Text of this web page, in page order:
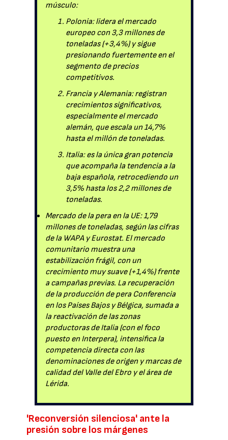
músculo:
Polonia: lidera el mercado
europeo con 3,3 millones de
toneladas (+3,4%) y sigue
presionando fuertemente en el
segmento de precios
competitivos.
Francia y Alemania: registran
crecimientos significativos,
especialmente el mercado
alemán, que escala un 14,7%
hasta el millón de toneladas.
Italia: es la única gran potencia
que acompaña la tendencia a la
baja española, retrocediendo un
3,5% hasta los 2,2 millones de
toneladas.
Mercado de la pera en la UE: 1,79
millones de toneladas, según las cifras
de la WAPA y Eurostat. El mercado
comunitario muestra una
estabilización frágil, con un
crecimiento muy suave (+1,4%) frente
a campañas previas. La recuperación
de la producción de pera Conferencia
en los Países Bajos y Bélgica, sumada a
la reactivación de las zonas
productoras de Italia (con el foco
puesto en Interpera), intensifica la
competencia directa con las
denominaciones de origen y marcas de
calidad del Valle del Ebro y el área de
Lérida.
'Reconversión silenciosa' ante la
presión sobre los márgenes